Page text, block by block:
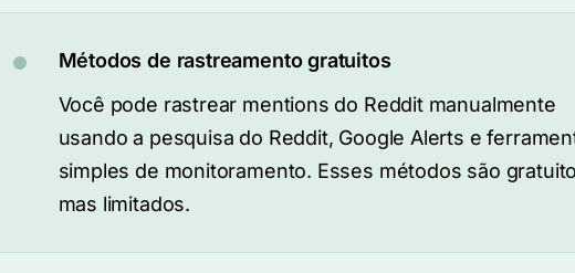
Métodos de rastreamento gratuitos
Você pode rastrear mentions do Reddit manualmente
usando a pesquisa do Reddit, Google Alerts e
simples de monitoramento. Esses métodos são
mas limitados.